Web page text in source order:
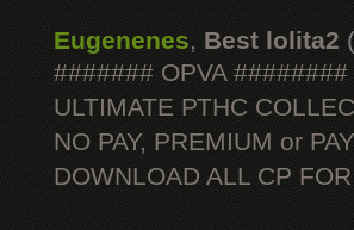
Eugenenes, Best lolita2
####### OPVA ########
ULTIMATE РТНС
NO PAY, PREMIUM or
DOWNLOAD ALL СР